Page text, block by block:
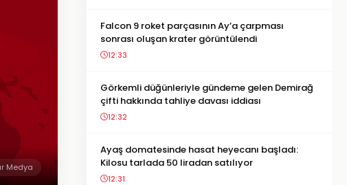
Medya
Falcon 9 roket parçasının Ay’a çarpması
sonrası oluşan krater görüntülendi
12:33
Görkemli düğünleriyle gündeme gelen Demirağ
çifti hakkında tahliye davası iddiası
12:32
Ayaş domatesinde hasat heyecanı başladı:
Kilosu tarlada 50 liradan satılıyor
12:31